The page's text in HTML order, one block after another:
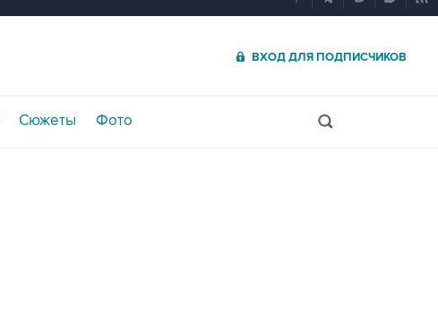
ВХОД ДЛЯ ПОДПИСЧИКОВ
Сюжеты Фото